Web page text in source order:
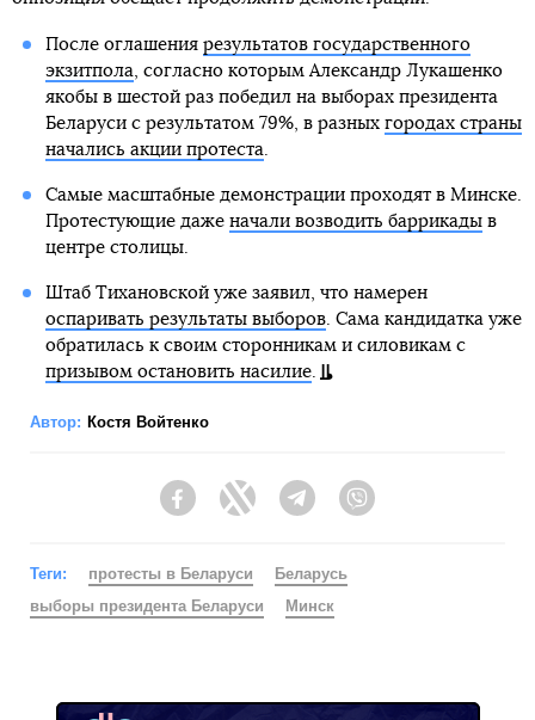
После оглашения результатов государственного
экзитпола, согласно которым Александр Лукашенко
якобы в шестой раз победил на выборах президента
Беларуси с результатом 79%, в разных городах страны
начались акции протеста.
Самые масштабные демонстрации проходят в Минске.
Протестующие даже начали возводить баррикадыв
центре столицы.
Штаб Тихановской уже заявил, что намерен
оспаривать результаты выборов. Сама кандидатка уже
обратилась к своим сторонникам и силовикам с
призывом остановить насилие.
Автор: Костя Войтенко
FacebookTwitter Telegram
Теги: протесты в Беларуси
Беларусь
выборы президента Беларуси
Минск